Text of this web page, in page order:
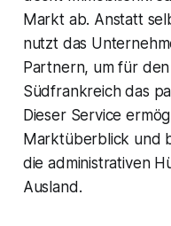
Markt ab. Anstatt
nutzt das
Partnern, um für
Südfrankreich das
Dieser Service
Marktüberblick und
die administrativen
Ausland.